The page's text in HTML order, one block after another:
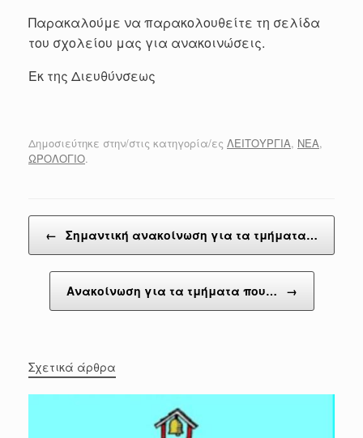
Παρακαλούμε να παρακολουθείτε τη σελίδα
του σχολείου μας για ανακοινώσεις.
Εκ της Διευθύνσεως
Δημοσιεύτηκε στην/στις κατηγορία/ες ΛΕΙΤΟΥΡΓΙΑ, ΝΕΑ,
ΩΡΟΛΟΓΙΟ.
Post navigation
← Σημαντική ανακοίνωση για τα τμήματα…
Aνακοίνωση για τα τμήματα που… →
Σχετικά άρθρα